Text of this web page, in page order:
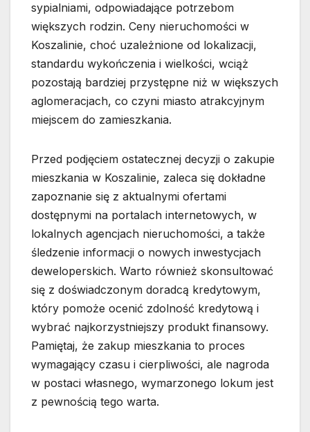
sypialniami, odpowiadające potrzebom
większych rodzin. Ceny nieruchomości w
Koszalinie, choć uzależnione od lokalizacji,
standardu wykończenia i wielkości, wciąż
pozostają bardziej przystępne niż w większych
aglomeracjach, co czyni miasto atrakcyjnym
miejscem do zamieszkania.
Przed podjęciem ostatecznej decyzji o zakupie
mieszkania w Koszalinie, zaleca się dokładne
zapoznanie się z aktualnymi ofertami
dostępnymi na portalach internetowych, w
lokalnych agencjach nieruchomości, a także
śledzenie informacji o nowych inwestycjach
deweloperskich. Warto również skonsultować
się z doświadczonym doradcą kredytowym,
który pomoże ocenić zdolność kredytową i
wybrać najkorzystniejszy produkt finansowy.
Pamiętaj, że zakup mieszkania to proces
wymagający czasu i cierpliwości, ale nagroda
w postaci własnego, wymarzonego lokum jest
z pewnością tego warta.